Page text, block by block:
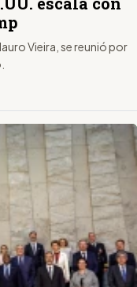
Vieira, se reunió por